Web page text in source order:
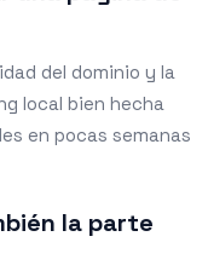
del dominio y la
local bien hecha
en pocas semanas
la parte